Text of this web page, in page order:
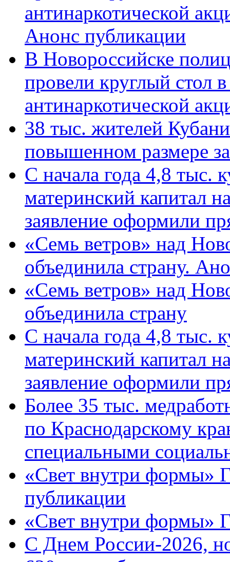
антинаркотической
Анонс публикации
В Новороссийске
провели круглый стол
антинаркотической
38 тыс. жителей
повышенном размере
С начала года 4,8 тыс.
материнский капитал
заявление оформили
«Семь ветров» над
объединила страну.
«Семь ветров» над
объединила страну
С начала года 4,8 тыс.
материнский капитал
заявление оформили
Более 35 тыс.
по Краснодарскому
специальными
«Свет внутри формы»
публикации
«Свет внутри формы»
C Днем России-2026,